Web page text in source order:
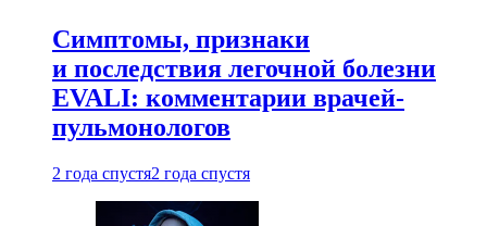
Симптомы, признаки
и последствия легочной болезни
EVALI: комментарии врачей-
пульмонологов
2 года спустя2 года спустя